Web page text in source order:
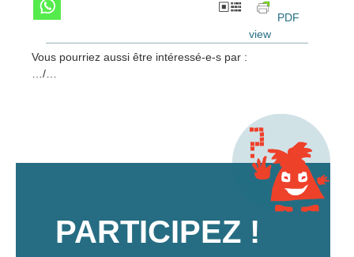
PDF
view
Vous pourriez aussi être intéressé-e-s par :
…/…
PARTICIPEZ !